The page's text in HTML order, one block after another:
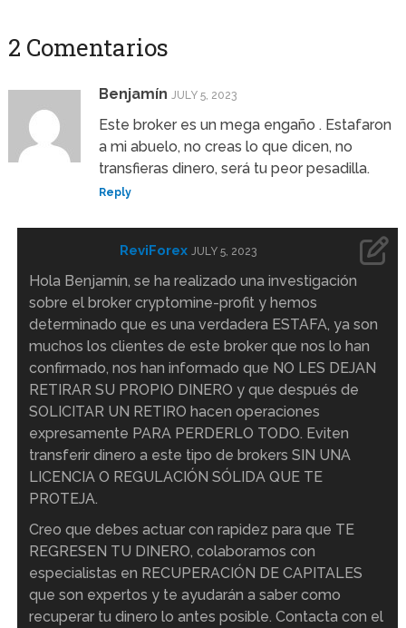
2 Comentarios
Benjamín JULY 5, 2023
Este broker es un mega engaño . Estafaron
a mi abuelo, no creas lo que dicen, no
transfieras dinero, será tu peor pesadilla.
Reply
ReviForex JULY 5, 2023
Hola Benjamín, se ha realizado una investigación
sobre el broker cryptomine-profit y hemos
determinado que es una verdadera ESTAFA, ya son
muchos los clientes de este broker que nos lo han
confirmado, nos han informado que NO LES DEJAN
RETIRAR SU PROPIO DINERO y que después de
SOLICITAR UN RETIRO hacen operaciones
expresamente PARA PERDERLO TODO. Eviten
transferir dinero a este tipo de brokers SIN UNA
LICENCIA O REGULACIÓN SÓLIDA QUE TE
PROTEJA.
Creo que debes actuar con rapidez para que TE
REGRESEN TU DINERO, colaboramos con
especialistas en RECUPERACIÓN DE CAPITALES
que son expertos y te ayudarán a saber como
recuperar tu dinero lo antes posible. Contacta con el